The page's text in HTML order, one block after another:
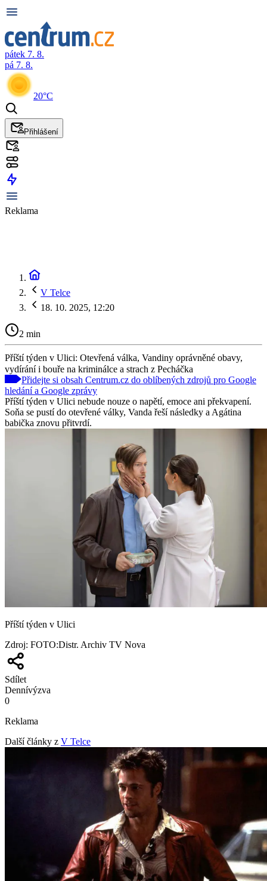
pátek 7. 8.
pá 7. 8.
20°C
Přihlášení
Reklama
V Telce
18. 10. 2025, 12:20
2 min
Příští týden v Ulici: Otevřená válka, Vandiny oprávněné obavy,
vydírání i bouře na kriminálce a strach z Pecháčka
Přidejte si obsah Centrum.cz do oblíbených zdrojů pro Google
hledání a Google zprávy
Příští týden v Ulici nebude nouze o napětí, emoce ani překvapení.
Soňa se pustí do otevřené války, Vanda řeší následky a Agátina
babička znovu přitvrdí.
Příští týden v Ulici
Zdroj: FOTO:Distr. Archiv TV Nova
Sdílet
Dennívýzva
0
Reklama
Další články z V Telce